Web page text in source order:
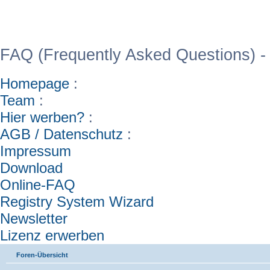
FAQ (Frequently Asked Questions)
Homepage :
Team :
Hier werben? :
AGB / Datenschutz :
Impressum
Download
Online-FAQ
Registry System Wizard
Newsletter
Lizenz erwerben
Foren-Übersicht